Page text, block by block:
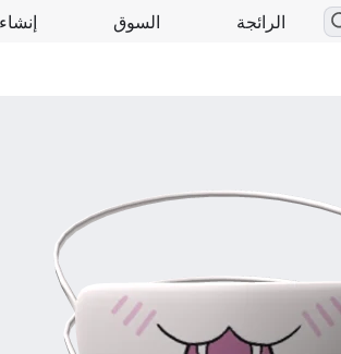
الرائجة السوق إنشاء